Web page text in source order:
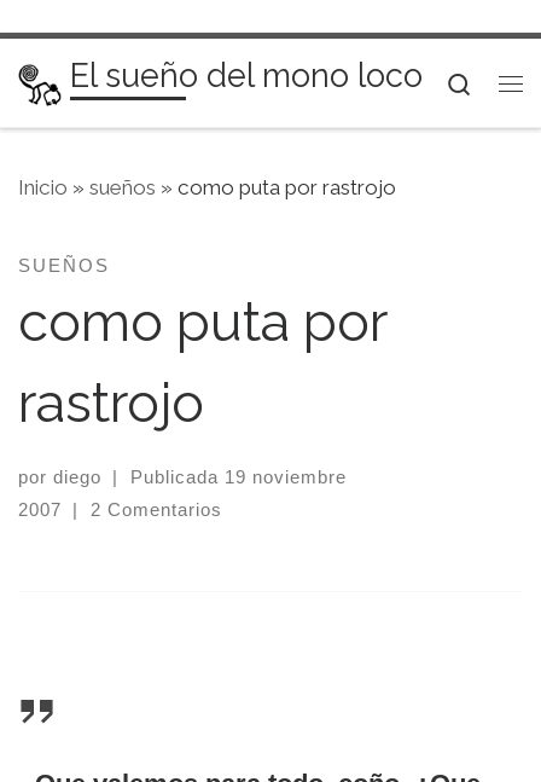
Saltar al contenido
El sueño del mono loco
Inicio » sueños » como puta por rastrojo
SUEÑOS
como puta por
rastrojo
por diego | Publicada 19 noviembre
2007
| 2 Comentarios